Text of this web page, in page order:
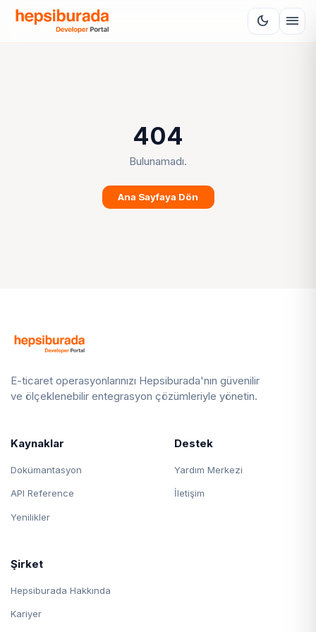
dark_mode menu
404
Bulunamadı.
Ana Sayfaya Dön
E-ticaret operasyonlarınızı Hepsiburada'nın güvenilir
ve ölçeklenebilir entegrasyon çözümleriyle yönetin.
Kaynaklar
Dokümantasyon
API Reference
Yenilikler
Destek
Yardım Merkezi
İletişim
Şirket
Hepsiburada Hakkında
Kariyer